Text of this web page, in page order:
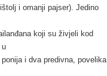
i omanji pajser). Jedino
koji su živjeli kod
u
i dva predivna, povelika